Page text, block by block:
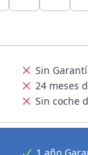
Sin
24 meses
Sin coche